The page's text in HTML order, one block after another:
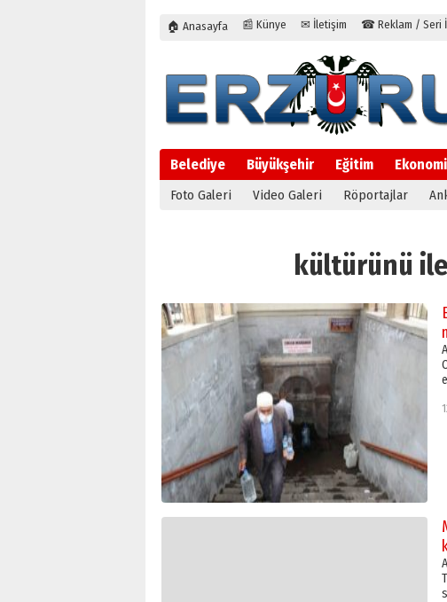
🏠 Anasayfa 📰 Künye ✉ İletişim ☎ Reklam / Seri
Belediye Büyükşehir Eğitim Ekonomi
Foto Galeri Video Galeri Röportajlar
kültürünü